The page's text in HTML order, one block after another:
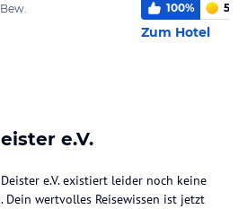
100% 5,0
Zum Hotel
e.V.
e.V. existiert leider noch keine
Dein wertvolles Reisewissen ist jetzt